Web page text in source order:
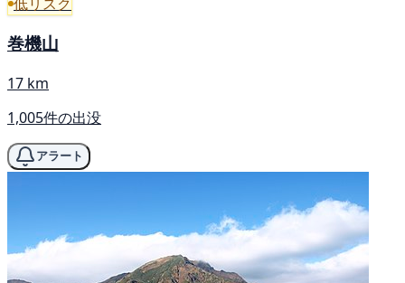
巻機山
17 km
1,005件の出没
アラート